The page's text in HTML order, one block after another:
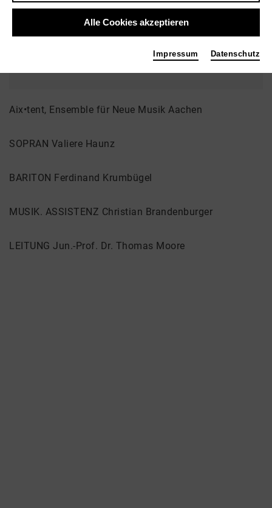
Veranstaltungsort
Klangbrücke Aachen
Aix•tent, Ensemble für Neue Musik Aachen
SOPRAN Valiere Haunz
BARITON Ferdinand Krumbügel
MUSIK. ASSISTENZ Christian Brandenburger
LEITUNG Jun.-Prof. Dr. Thomas Moore
Alle Cookies akzeptieren
Impressum Datenschutz